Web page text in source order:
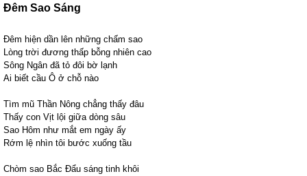
Đêm Sao Sáng
Đêm hiện dần lên những chấm sao
Lòng trời đương thấp bỗng nhiên cao
Sông Ngân đã tỏ đôi bờ lạnh
Ai biết cầu Ô ở chỗ nào
Tìm mũ Thần Nông chẳng thấy đâu
Thấy con Vịt lội giữa dòng sâu
Sao Hôm như mắt em ngày ấy
Rớm lệ nhìn tôi bước xuống tầu
Chòm sao Bắc Đẩu sáng tinh khôi